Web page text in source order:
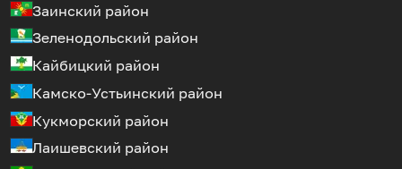
Заинский район
Зеленодольский район
Кайбицкий район
Камско-Устьинский район
Кукморский район
Лаишевский район